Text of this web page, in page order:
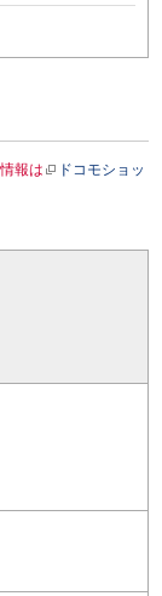
報は
ドコモショッ